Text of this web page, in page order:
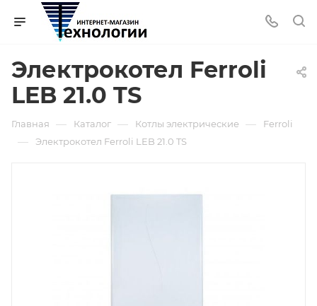
Электрокотел Ferroli
LEB 21.0 TS
Главная — Каталог — Котлы электрические — Ferroli
— Электрокотел Ferroli LEB 21.0 TS